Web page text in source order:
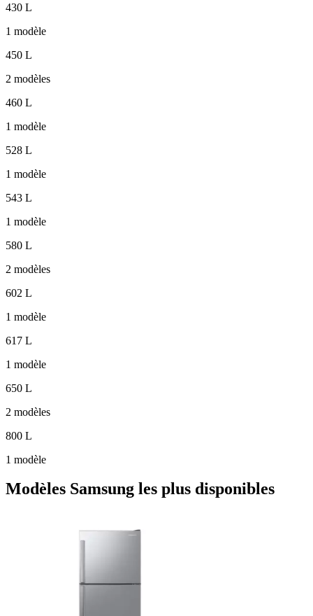
430 L
1 modèle
450 L
2 modèles
460 L
1 modèle
528 L
1 modèle
543 L
1 modèle
580 L
2 modèles
602 L
1 modèle
617 L
1 modèle
650 L
2 modèles
800 L
1 modèle
Modèles Samsung les plus disponibles